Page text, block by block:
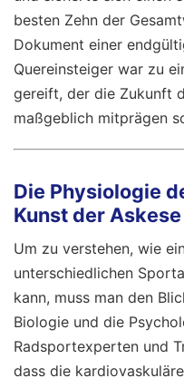
besten Zehn der
Dokument einer
Quereinsteiger war zu
gereift, der die Zukunft
maßgeblich mitprägen
Die Physiologie
Kunst der Askese
Um zu verstehen, wie
unterschiedlichen
kann, muss man den
Biologie und die
Radsportexperten und
dass die